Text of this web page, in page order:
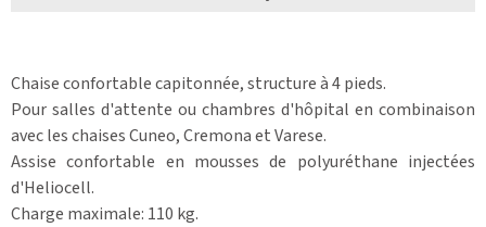
Chaise confortable capitonnée, structure à 4 pieds.
Pour salles d'attente ou chambres d'hôpital en combinaison
avec les chaises Cuneo, Cremona et Varese.
Assise confortable en mousses de polyuréthane injectées
d'Heliocell.
Charge maximale: 110 kg.